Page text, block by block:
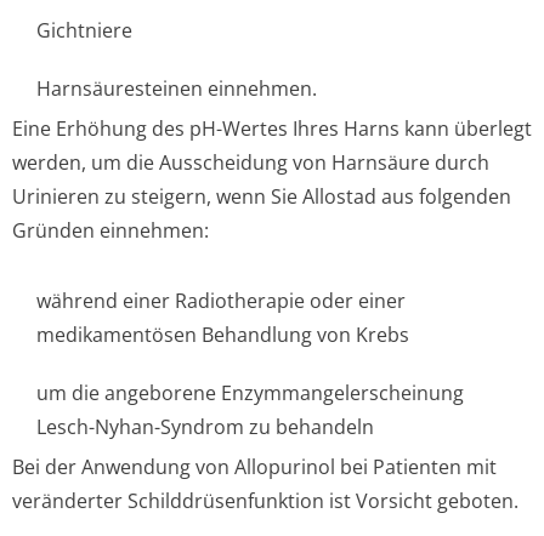
Gichtniere
Harnsäuresteinen einnehmen.
Eine Erhöhung des pH-Wertes Ihres Harns kann überlegt
werden, um die Ausscheidung von Harnsäure durch
Urinieren zu steigern, wenn Sie Allostad aus folgenden
Gründen einnehmen:
während einer Radiotherapie oder einer
medikamentösen Behandlung von Krebs
um die angeborene Enzymmangeler­scheinung
Lesch-Nyhan-Syndrom zu behandeln
Bei der Anwendung von Allopurinol bei Patienten mit
veränderter Schilddrüsenfun­ktion ist Vorsicht geboten.